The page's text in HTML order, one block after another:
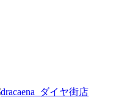
dracaena_ダイヤ街店